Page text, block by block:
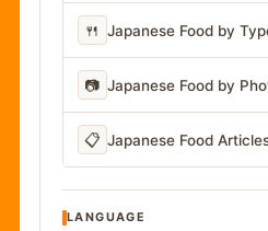
🍴 Japanese Food by
📷 Japanese Food by
📋 Japanese Food
LANGUAGE